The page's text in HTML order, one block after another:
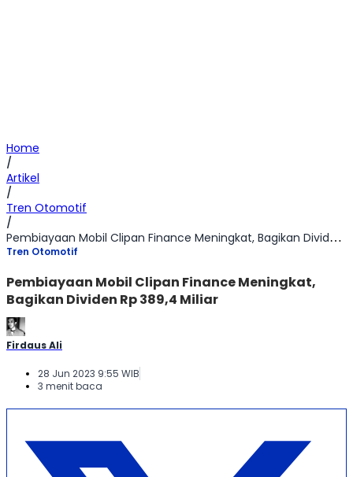
Home
/
Artikel
/
Tren Otomotif
/
Pembiayaan Mobil Clipan Finance Meningkat, Bagikan Dividen Rp 389,4 Miliar
Tren Otomotif
Pembiayaan Mobil Clipan Finance Meningkat,
Bagikan Dividen Rp 389,4 Miliar
Firdaus Ali
28 Jun 2023 9:55 WIB
3 menit baca